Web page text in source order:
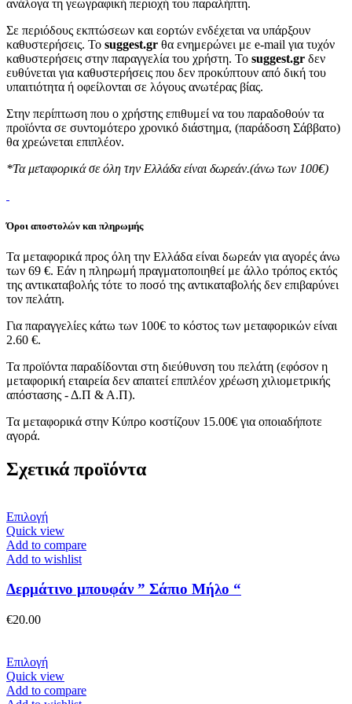
ανάλογα τη γεωγραφική περιοχή του παραλήπτη.
Σε περιόδους εκπτώσεων και εορτών ενδέχεται να υπάρξουν
καθυστερήσεις. Το suggest.gr θα ενημερώνει με e-mail για τυχόν
καθυστερήσεις στην παραγγελία του χρήστη. Το suggest.gr δεν
ευθύνεται για καθυστερήσεις που δεν προκύπτουν από δική του
υπαιτιότητα ή οφείλονται σε λόγους ανωτέρας βίας.
Στην περίπτωση που ο χρήστης επιθυμεί να του παραδοθούν τα
προϊόντα σε συντομότερο χρονικό διάστημα, (παράδοση Σάββατο)
θα χρεώνεται επιπλέον.
*Τα μεταφορικά σε όλη την Ελλάδα είναι δωρεάν.(άνω των 100€)
Όροι αποστολών και πληρωμής
Τα μεταφορικά προς όλη την Ελλάδα είναι δωρεάν για αγορές άνω
των 69 €. Εάν η πληρωμή πραγματοποιηθεί με άλλο τρόπος εκτός
της αντικαταβολής τότε το ποσό της αντικαταβολής δεν επιβαρύνει
τον πελάτη.
Για παραγγελίες κάτω των 100€ το κόστος των μεταφορικών είναι
2.60 €.
Τα προϊόντα παραδίδονται στη διεύθυνση του πελάτη (εφόσον η
μεταφορική εταιρεία δεν απαιτεί επιπλέον χρέωση χιλιομετρικής
απόστασης - Δ.Π & Α.Π).
Τα μεταφορικά στην Κύπρο κοστίζουν 15.00€ για οποιαδήποτε
αγορά.
Σχετικά προϊόντα
ΕπιλογήΑυτό
το
προϊόν
έχει
παραλλαγές.
στη
σελίδα
του
Quick view
Add to compare
Add to wishlist
Δερμάτινο μπουφάν ” Σάπιο Μήλο “
€20.00
ΕπιλογήΑυτό
το
προϊόν
Quick view
Add to compare